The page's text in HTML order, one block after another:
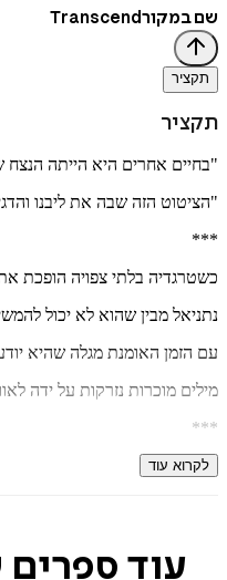
שם במקורTranscend
תקציר
תקציר
"בחיים אחרים היא הייתה הנצח
"הציטוט הזה שבה את ליבנו
***
כשטרגדיה בלתי צפויה הופכת
נתניאל מבין שהוא לא יכול
עם הזמן האומנת מגלה שהיא
מילים מוכרות נזרקות על ידה
***
מעל ומעבר
לקרוא עוד
עוד ספרים